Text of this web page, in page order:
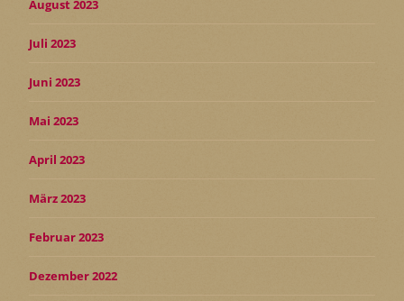
August 2023
Juli 2023
Juni 2023
Mai 2023
April 2023
März 2023
Februar 2023
Dezember 2022